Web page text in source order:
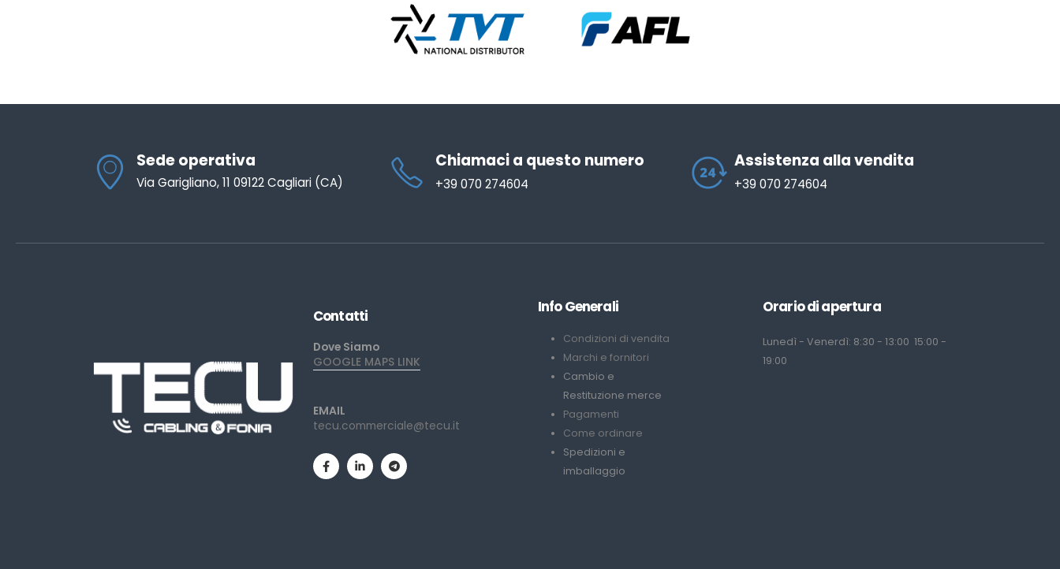
Sede operativa
Via Garigliano, 11 09122 Cagliari (CA)
Chiamaci a questo numero
+39 070 274604
Assistenza alla vendita
+39 070 274604
Contatti
Dove Siamo
GOOGLE MAPS LINK
EMAIL
tecu.commerciale@tecu.it
Info Generali
Condizioni di vendita
Marchi e fornitori
Cambio e
Restituzione merce
Pagamenti
Come ordinare
Spedizioni e
imballaggio
Orario di apertura
Lunedì - Venerdì: 8:30 - 13:00 15:00 -
19:00